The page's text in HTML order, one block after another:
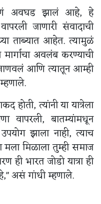
अवघड झालं आहे, हे
जाणारी संवादाची
ताब्यात आहेत. त्यामुळं
अवलंब करण्याची
आणि त्यातून आम्ही
होती, त्यांनी या यात्रेला
वापरली, बातम्यांमधून
झाला नाही, त्याच
मला मिळाला तुम्ही समाज
ही भारत जोडो यात्रा ही
असं गांधी म्हणाले.